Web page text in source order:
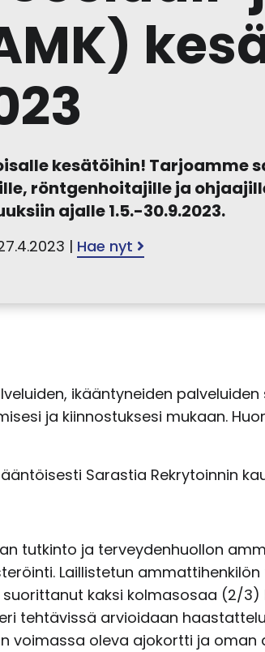
kesätöihin! Tarjoamme
röntgenhoitajille ja
ajalle 1.5.-30.9.2023.
| Hae nyt
ikääntyneiden
ja kiinnostuksesi mukaan.
Sarastia Rekrytoinnin
tutkinto ja terveydenhuollon
Laillistetun
kaksi kolmasosaa (2/3)
tehtävissä arvioidaan
voimassa oleva ajokortti ja oman